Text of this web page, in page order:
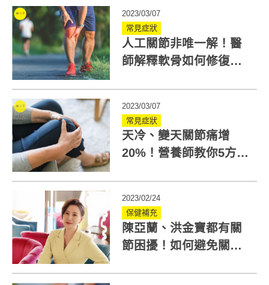
2023/03/07
常見症狀
人工關節非唯一解！醫
師解釋軟骨如何修復？
2023/03/07
常見症狀
天冷、變天關節痛增
20%！營養師教你5方法
2023/02/24
保健補充
陳亞蘭、洪金寶都有關
節困擾！如何避免關節